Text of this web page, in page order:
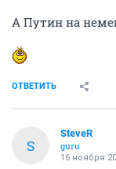
А Путин на
ОТВЕТИТЬ
S
SteveR
guru
16 ноября